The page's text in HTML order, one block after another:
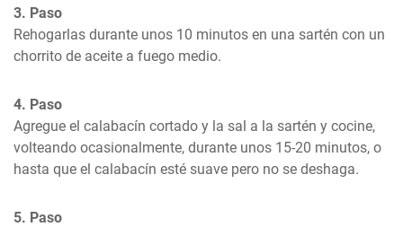
3. Paso
Rehogarlas durante unos 10 minutos en una sartén con un
chorrito de aceite a fuego medio.
4. Paso
Agregue el calabacín cortado y la sal a la sartén y cocine,
volteando ocasionalmente, durante unos 15-20 minutos, o
hasta que el calabacín esté suave pero no se deshaga.
5. Paso